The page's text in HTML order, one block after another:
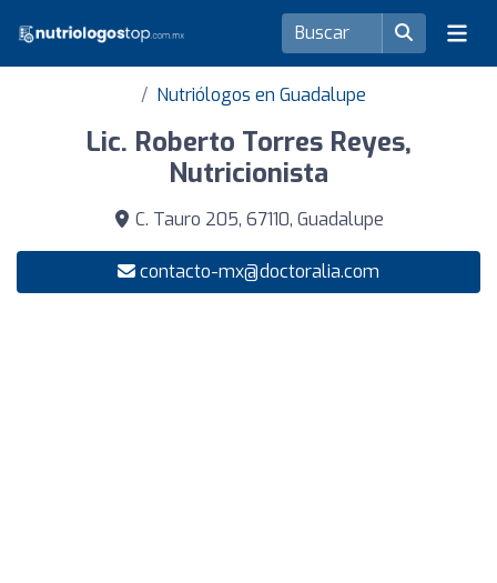
Nutriólogos en Guadalupe
Lic. Roberto Torres Reyes,
Nutricionista
C. Tauro 205, 67110, Guadalupe
contacto-mx@doctoralia.com